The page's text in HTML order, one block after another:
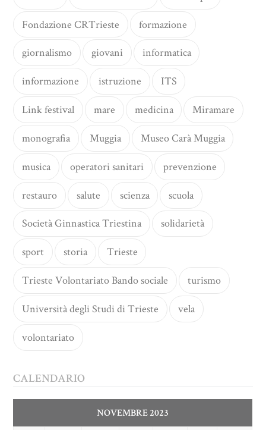
Fondazione CRTrieste formazione
giornalismo giovani informatica
informazione istruzione ITS
Link festival mare medicina Miramare
monografia Muggia Museo Carà Muggia
musica operatori sanitari prevenzione
restauro salute scienza scuola
Società Ginnastica Triestina solidarietà
sport storia Trieste
Trieste Volontariato Bando sociale turismo
Università degli Studi di Trieste vela
volontariato
CALENDARIO
NOVEMBRE 2023